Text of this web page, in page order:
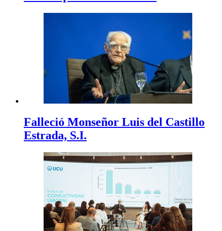
Falleció Monseñor Luis del Castillo
Estrada, S.I.